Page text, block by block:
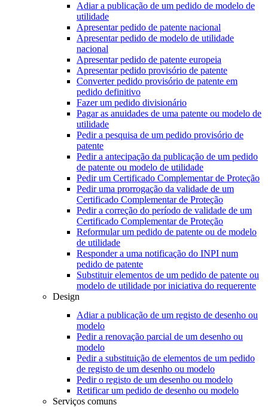
Adiar a publicação de um pedido de modelo de
utilidade
Apresentar pedido de patente nacional
Apresentar pedido de modelo de utilidade
nacional
Apresentar pedido de patente europeia
Apresentar pedido provisório de patente
Converter pedido provisório de patente em
pedido definitivo
Fazer um pedido divisionário
Pagar as anuidades de uma patente ou modelo de
utilidade
Pedir a pesquisa de um pedido provisório de
patente
Pedir a antecipação da publicação de um pedido
de patente ou modelo de utilidade
Pedir um Certificado Complementar de Proteção
Pedir uma prorrogação da validade de um
Certificado Complementar de Proteção
Pedir a correção do período de validade de um
Certificado Complementar de Proteção
Reformular um pedido de patente ou de modelo
de utilidade
Responder a uma notificação do INPI num
pedido de patente
Substituir elementos de um pedido de patente ou
modelo de utilidade por iniciativa do requerente
Design
Adiar a publicação de um registo de desenho ou
modelo
Pedir a renovação parcial de um desenho ou
modelo
Pedir a substituição de elementos de um pedido
de registo de um desenho ou modelo
Pedir o registo de um desenho ou modelo
Retificar um pedido de desenho ou modelo
Serviços comuns